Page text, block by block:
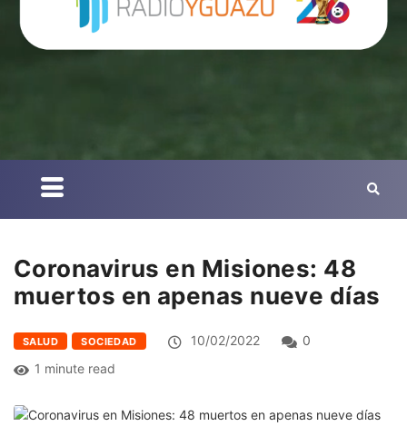
Coronavirus en Misiones: 48
muertos en apenas nueve días
SALUD SOCIEDAD 10/02/2022
0
1 minute read